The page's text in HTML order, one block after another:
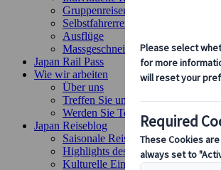
Gruppenreisen
Selbstfahrerreisen
Ausflüge
Massgeschneiderte Gruppenreisen
Japan Rail Pass
Wie wir arbeiten
Über uns
Treffen Sie unser Team
Werden Sie Teil unseres Teams
Japan Reiseblog
Saisonale Reisetipps
Highlights des Reiseziels
Kulturelle Einblicke